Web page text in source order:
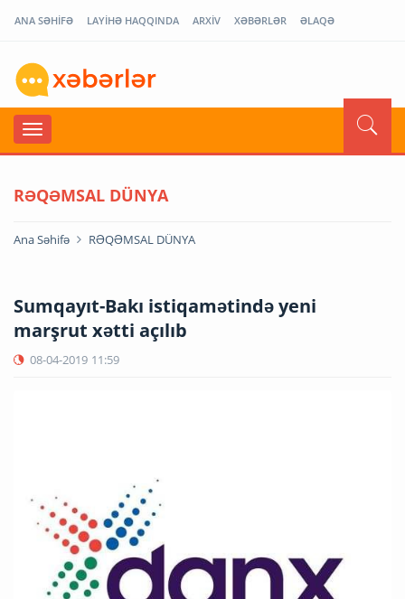
ANA SƏHİFƏ LAYİHƏ HAQQINDA ARXİV XƏBƏRLƏR ƏLAQƏ
RƏQƏMSAL DÜNYA
Ana Səhifə RƏQƏMSAL DÜNYA
Sumqayıt-Bakı istiqamətində yeni
marşrut xətti açılıb
08-04-2019 11:59